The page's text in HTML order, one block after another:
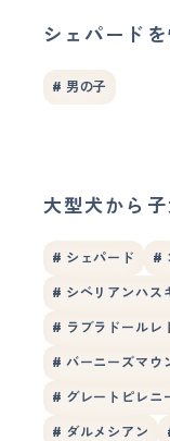
シェパード
# 男の子
大型犬から
# シェパード #
# シベリアンハス
# ラブラドールレ
# バーニーズマウ
# グレートピレニ
# ダルメシアン